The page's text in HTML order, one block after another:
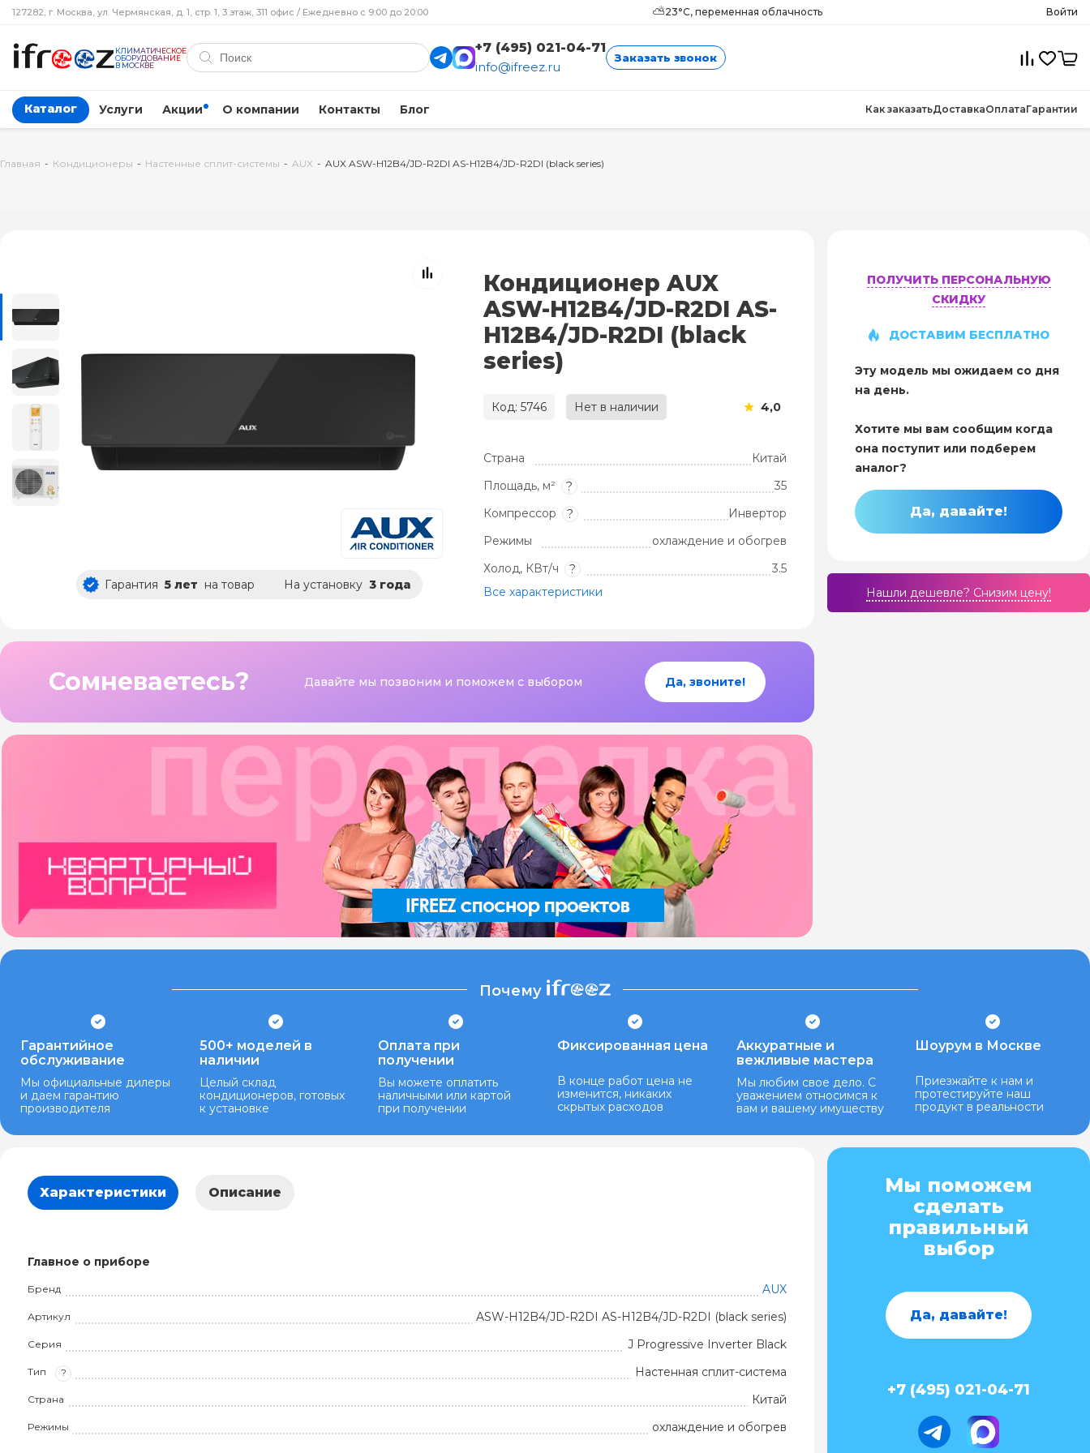
127282, г. Москва, ул. Чермянская, д. 1, стр. 1, 3 этаж, 311 офис / Ежедневно с 9:00 до 20:00 ⛅23°C, переменная облачность Войти
КЛИМАТИЧЕСКОЕ
ОБОРУДОВАНИЕ
В МОСКВЕ
+7 (495) 021-04-71
info@ifreez.ru
Заказать звонок
Каталог Услуги Акции О компании Контакты Блог Как заказатьДоставкаОплатаГарантии
Главная - Кондиционеры - Настенные сплит-системы - AUX - AUX ASW-H12B4/JD-R2DI AS-H12B4/JD-R2DI (black series)
Гарантия 5 лет на товар На установку 3 года
Кондиционер AUX
ASW-H12B4/JD-R2DI AS-
H12B4/JD-R2DI (black
series)
Код: 5746 Нет в наличии 4,0
Страна
Китай
Площадь, м²
?
35
Компрессор
?
Инвертор
Режимы
охлаждение и обогрев
Холод, КВт/ч
?
3.5
Все характеристики
Сомневаетесь? Давайте мы позвоним и поможем с выбором Да, звоните!
ПОЛУЧИТЬ ПЕРСОНАЛЬНУЮ
СКИДКУ
ДОСТАВИМ БЕСПЛАТНО
Эту модель мы ожидаем со дня
на день.
Хотите мы вам сообщим когда
она поступит или подберем
аналог?
Да, давайте!
Нашли дешевле? Cнизим цену!
Почему
Гарантийное
обслуживание
Мы официальные дилеры
и даем гарантию
производителя
500+ моделей в
наличии
Целый склад
кондиционеров, готовых
к установке
Оплата при
получении
Вы можете оплатить
наличными или картой
при получении
Фиксированная цена
В конце работ цена не
изменится, никаких
скрытых расходов
Аккуратные и
вежливые мастера
Мы любим свое дело. С
уважением относимся к
вам и вашему имуществу
Шоурум в Москве
Приезжайте к нам и
протестируйте наш
продукт в реальности
Характеристики Описание
Главное о приборе
Бренд AUX
Артикул ASW-H12B4/JD-R2DI AS-H12B4/JD-R2DI (black series)
Серия J Progressive Inverter Black
Тип ? Настенная сплит-система
Страна Китай
Режимы охлаждение и обогрев
Мы поможем
сделать
правильный
выбор
Да, давайте!
+7 (495) 021-04-71